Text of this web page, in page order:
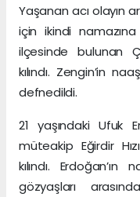
Yaşanan acı olayın
için ikindi
ilçesinde bulunan
kılındı. Zengin’in
defnedildi.
21 yaşındaki Ufuk
müteakip Eğirdir
kılındı. Erdoğan’ın
gözyaşları